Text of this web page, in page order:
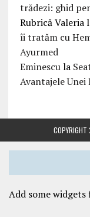
trădezi: ghid
Rubrică Valeria
îi tratăm cu
Ayurmed
Eminescula
Avantajele Unei
Add some